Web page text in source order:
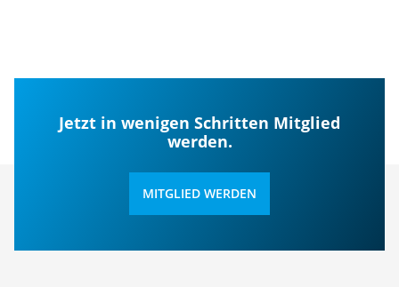
Jetzt in wenigen Schritten Mitglied
werden.
MITGLIED WERDEN